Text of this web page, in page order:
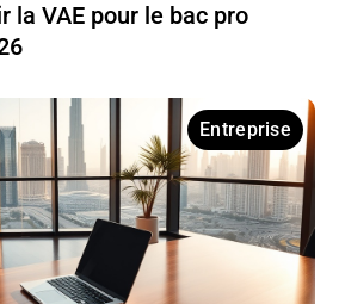
la VAE pour le bac pro
Entreprise